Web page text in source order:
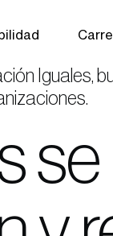
Iguales,